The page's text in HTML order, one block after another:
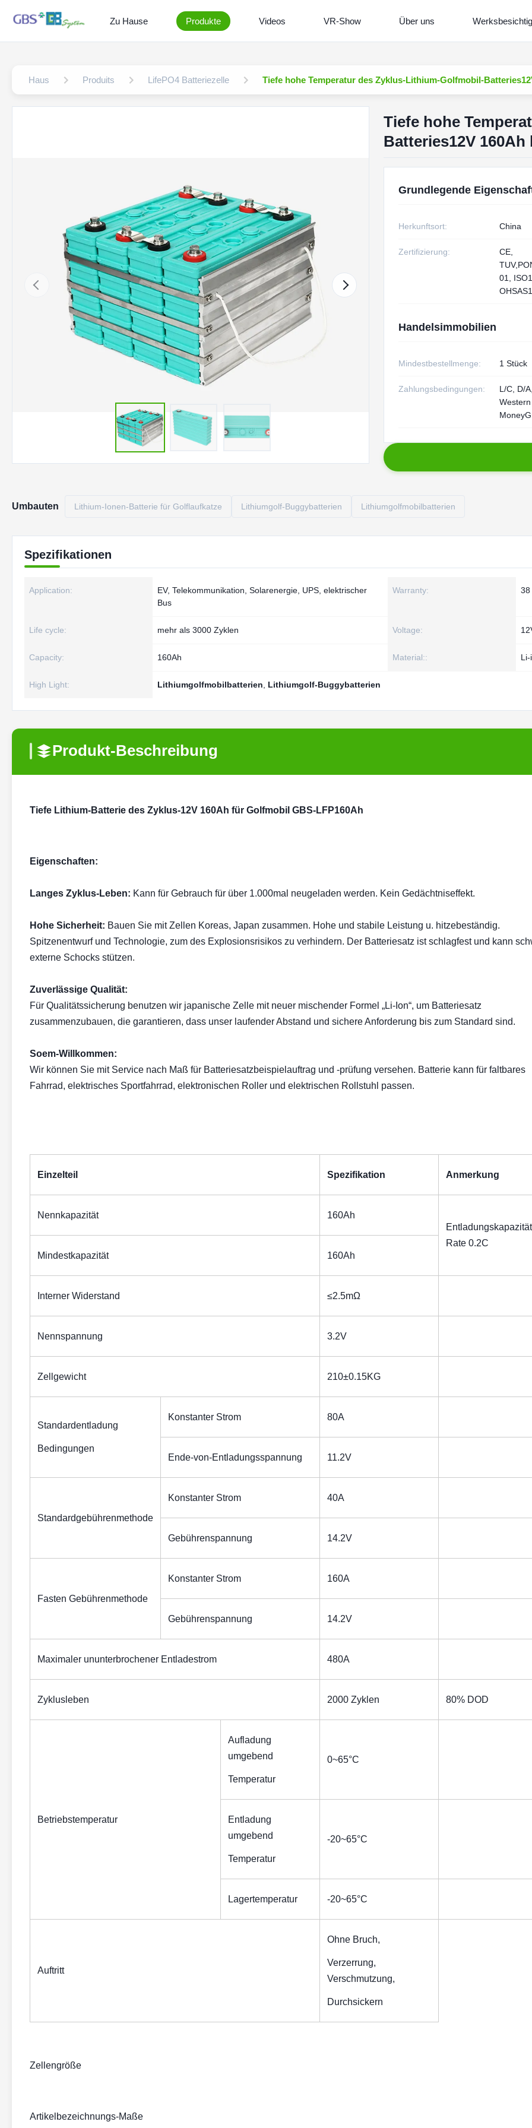
Zu Hause Produkte Videos VR-Show Über uns
Haus Produits LifePO4 Batteriezelle Tiefe hohe Temperatur des Zyklus-Lithium-Golfmobil-
Tiefe hohe
Batteries12V
Grundlegende
Herkunftsort: China
Zertifizierung:
CE,
01,
Handelsimmobilien
Mindestbestellmenge: 1 Stück
Zahlungsbedingungen:
L/C, D/
Umbauten Lithium-Ionen-Batterie für Golflaufkatze Lithiumgolf-Buggybatterien Lithiumgolfmobilbatterien
Spezifikationen
Application:
EV, Telekommunikation, Solarenergie, UPS, elektrischer
Bus
Warranty: 38
Life cycle: mehr als 3000 Zyklen Voltage:
Capacity: 160Ah Material::
High Light: Lithiumgolfmobilbatterien Lithiumgolf-Buggybatterien
Produkt-Beschreibung
Tiefe Lithium-Batterie des Zyklus-12V 160Ah für Golfmobil GBS-LFP160Ah
Eigenschaften:
Langes Zyklus-Leben: Kann für Gebrauch für über 1.000mal neugeladen werden. Kein Gedächtniseffekt.
Hohe Sicherheit: Bauen Sie mit Zellen Koreas, Japan zusammen. Hohe und stabile Leistung u. hitzebeständig.
Spitzenentwurf und Technologie, zum des Explosionsrisikos zu verhindern. Der Batteriesatz ist schlagfest und kann
externe Schocks stützen.
Zuverlässige Qualität:
Für Qualitätssicherung benutzen wir japanische Zelle mit neuer mischender Formel „Li-Ion“, um Batteriesatz
zusammenzubauen, die garantieren, dass unser laufender Abstand und sichere Anforderung bis zum Standard sind.
Soem-Willkommen:
Wir können Sie mit Service nach Maß für Batteriesatzbeispielauftrag und -prüfung versehen. Batterie kann für faltbares
Fahrrad, elektrisches Sportfahrrad, elektronischen Roller und elektrischen Rollstuhl passen.
Einzelteil Spezifikation Anmerkung
Nennkapazität
160Ah
Rate 0.2C
Mindestkapazität
160Ah
Interner Widerstand ≤2.5mΩ
Nennspannung 3.2V
Zellgewicht 210±0.15KG
Standardentladung
Bedingungen
Konstanter Strom 80A
Ende-von-Entladungsspannung 11.2V
Standardgebührenmethode
Konstanter Strom 40A
Gebührenspannung 14.2V
Fasten Gebührenmethode
Konstanter Strom 160A
Gebührenspannung 14.2V
Maximaler ununterbrochener Entladestrom 480A
Zyklusleben 2000 Zyklen 80% DOD
Betriebstemperatur
Aufladung
umgebend
Temperatur
0~65°C
Entladung
umgebend
Temperatur
-20~65°C
Lagertemperatur -20~65°C
Auftritt
Ohne Bruch,
Verzerrung,
Verschmutzung,
Durchsickern
Zellengröße
Artikelbezeichnungs-Maße